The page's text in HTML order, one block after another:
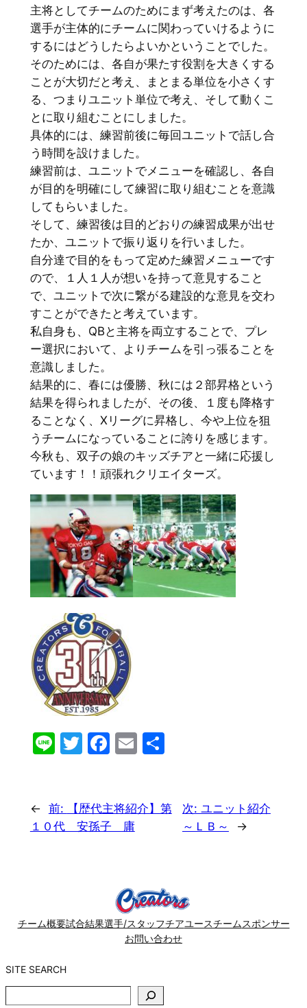
主将としてチームのためにまず考えたのは、各
選手が主体的にチームに関わっていけるように
するにはどうしたらよいかということでした。
そのためには、各自が果たす役割を大きくする
ことが大切だと考え、まとまる単位を小さくす
る、つまりユニット単位で考え、そして動くこ
とに取り組むことにしました。
具体的には、練習前後に毎回ユニットで話し合
う時間を設けました。
練習前は、ユニットでメニューを確認し、各自
が目的を明確にして練習に取り組むことを意識
してもらいました。
そして、練習後は目的どおりの練習成果が出せ
たか、ユニットで振り返りを行いました。
自分達で目的をもって定めた練習メニューです
ので、１人１人が想いを持って意見すること
で、ユニットで次に繋がる建設的な意見を交わ
すことができたと考えています。
私自身も、QBと主将を両立することで、プレ
ー選択において、よりチームを引っ張ることを
意識しました。
結果的に、春には優勝、秋には２部昇格という
結果を得られましたが、その後、１度も降格す
ることなく、Xリーグに昇格し、今や上位を狙
うチームになっていることに誇りを感じます。
今秋も、双子の娘のキッズチアと一緒に応援し
ています！！頑張れクリエイターズ。
LineTwitter
Facebook
Email
共
← 前:
【歴代主将紹介】第
１０代 安孫子 庸
次: ユニット紹介
～ＬＢ～
→
チーム概要試合結果選手/スタッフチアユースチームスポンサー
お問い合わせ
SITE SEARCH